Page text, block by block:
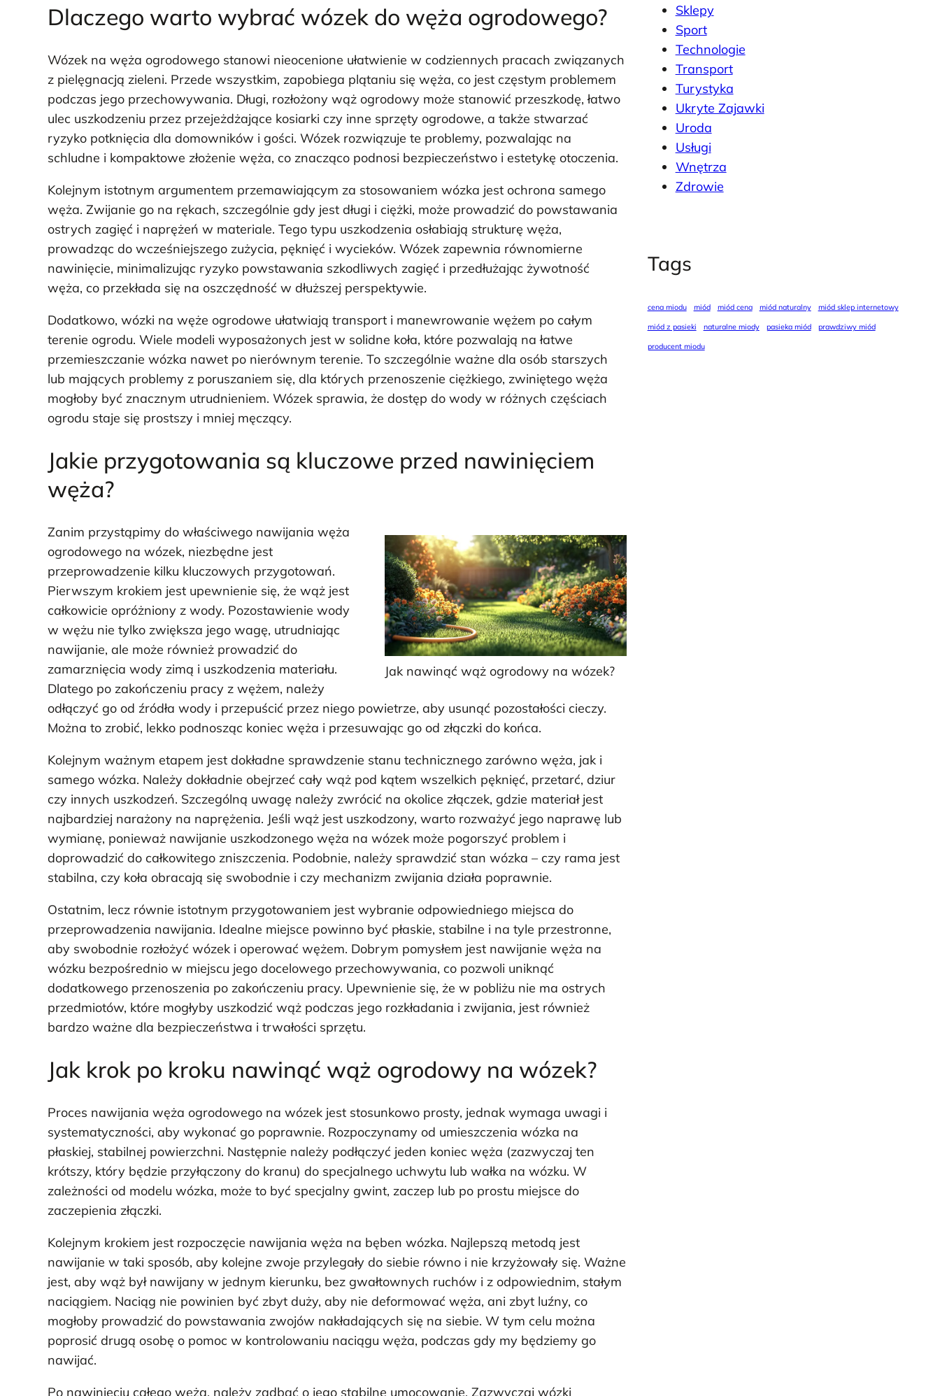
Dlaczego warto wybrać wózek do węża ogrodowego?
Wózek na węża ogrodowego stanowi nieocenione ułatwienie w codziennych pracach związanych
z pielęgnacją zieleni. Przede wszystkim, zapobiega plątaniu się węża, co jest częstym problemem
podczas jego przechowywania. Długi, rozłożony wąż ogrodowy może stanowić przeszkodę, łatwo
ulec uszkodzeniu przez przejeżdżające kosiarki czy inne sprzęty ogrodowe, a także stwarzać
ryzyko potknięcia dla domowników i gości. Wózek rozwiązuje te problemy, pozwalając na
schludne i kompaktowe złożenie węża, co znacząco podnosi bezpieczeństwo i estetykę otoczenia.
Kolejnym istotnym argumentem przemawiającym za stosowaniem wózka jest ochrona samego
węża. Zwijanie go na rękach, szczególnie gdy jest długi i ciężki, może prowadzić do powstawania
ostrych zagięć i naprężeń w materiale. Tego typu uszkodzenia osłabiają strukturę węża,
prowadząc do wcześniejszego zużycia, pęknięć i wycieków. Wózek zapewnia równomierne
nawinięcie, minimalizując ryzyko powstawania szkodliwych zagięć i przedłużając żywotność
węża, co przekłada się na oszczędność w dłuższej perspektywie.
Dodatkowo, wózki na węże ogrodowe ułatwiają transport i manewrowanie wężem po całym
terenie ogrodu. Wiele modeli wyposażonych jest w solidne koła, które pozwalają na łatwe
przemieszczanie wózka nawet po nierównym terenie. To szczególnie ważne dla osób starszych
lub mających problemy z poruszaniem się, dla których przenoszenie ciężkiego, zwiniętego węża
mogłoby być znacznym utrudnieniem. Wózek sprawia, że dostęp do wody w różnych częściach
ogrodu staje się prostszy i mniej męczący.
Jakie przygotowania są kluczowe przed nawinięciem
węża?
Jak nawinąć wąż ogrodowy na wózek?
Zanim przystąpimy do właściwego nawijania węża
ogrodowego na wózek, niezbędne jest
przeprowadzenie kilku kluczowych przygotowań.
Pierwszym krokiem jest upewnienie się, że wąż jest
całkowicie opróżniony z wody. Pozostawienie wody
w wężu nie tylko zwiększa jego wagę, utrudniając
nawijanie, ale może również prowadzić do
zamarznięcia wody zimą i uszkodzenia materiału.
Dlatego po zakończeniu pracy z wężem, należy
odłączyć go od źródła wody i przepuścić przez niego powietrze, aby usunąć pozostałości cieczy.
Można to zrobić, lekko podnosząc koniec węża i przesuwając go od złączki do końca.
Kolejnym ważnym etapem jest dokładne sprawdzenie stanu technicznego zarówno węża, jak i
samego wózka. Należy dokładnie obejrzeć cały wąż pod kątem wszelkich pęknięć, przetarć, dziur
czy innych uszkodzeń. Szczególną uwagę należy zwrócić na okolice złączek, gdzie materiał jest
najbardziej narażony na naprężenia. Jeśli wąż jest uszkodzony, warto rozważyć jego naprawę lub
wymianę, ponieważ nawijanie uszkodzonego węża na wózek może pogorszyć problem i
doprowadzić do całkowitego zniszczenia. Podobnie, należy sprawdzić stan wózka – czy rama jest
stabilna, czy koła obracają się swobodnie i czy mechanizm zwijania działa poprawnie.
Ostatnim, lecz równie istotnym przygotowaniem jest wybranie odpowiedniego miejsca do
przeprowadzenia nawijania. Idealne miejsce powinno być płaskie, stabilne i na tyle przestronne,
aby swobodnie rozłożyć wózek i operować wężem. Dobrym pomysłem jest nawijanie węża na
wózku bezpośrednio w miejscu jego docelowego przechowywania, co pozwoli uniknąć
dodatkowego przenoszenia po zakończeniu pracy. Upewnienie się, że w pobliżu nie ma ostrych
przedmiotów, które mogłyby uszkodzić wąż podczas jego rozkładania i zwijania, jest również
bardzo ważne dla bezpieczeństwa i trwałości sprzętu.
Jak krok po kroku nawinąć wąż ogrodowy na wózek?
Proces nawijania węża ogrodowego na wózek jest stosunkowo prosty, jednak wymaga uwagi i
systematyczności, aby wykonać go poprawnie. Rozpoczynamy od umieszczenia wózka na
płaskiej, stabilnej powierzchni. Następnie należy podłączyć jeden koniec węża (zazwyczaj ten
krótszy, który będzie przyłączony do kranu) do specjalnego uchwytu lub wałka na wózku. W
zależności od modelu wózka, może to być specjalny gwint, zaczep lub po prostu miejsce do
zaczepienia złączki.
Kolejnym krokiem jest rozpoczęcie nawijania węża na bęben wózka. Najlepszą metodą jest
nawijanie w taki sposób, aby kolejne zwoje przylegały do siebie równo i nie krzyżowały się. Ważne
jest, aby wąż był nawijany w jednym kierunku, bez gwałtownych ruchów i z odpowiednim, stałym
naciągiem. Naciąg nie powinien być zbyt duży, aby nie deformować węża, ani zbyt luźny, co
mogłoby prowadzić do powstawania zwojów nakładających się na siebie. W tym celu można
poprosić drugą osobę o pomoc w kontrolowaniu naciągu węża, podczas gdy my będziemy go
nawijać.
Po nawinięciu całego węża, należy zadbać o jego stabilne umocowanie. Zazwyczaj wózki
Sklepy
Sport
Technologie
Transport
Turystyka
Ukryte Zajawki
Uroda
Usługi
Wnętrza
Zdrowie
Tags
cena miodu miód miód cena miód naturalny
miód sklep internetowy
miód z pasieki
naturalne miody pasieka miód
prawdziwy miód
producent miodu